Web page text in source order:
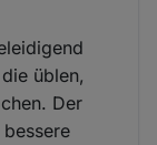
üblen,
Der